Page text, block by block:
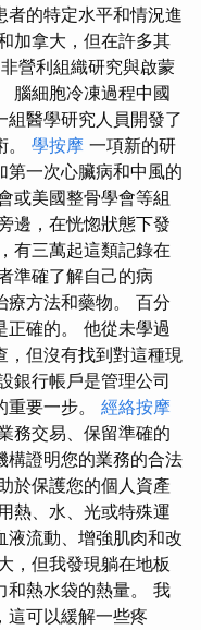
者的特定水平和情況進
加拿大，但在許多其
營利組織研究與啟蒙
腦細胞冷凍過程中國
醫學研究人員開發了
學按摩 一項新的研
第一次心臟病和中風的
或美國整骨學會等組
邊，在恍惚狀態下發
有三萬起這類記錄在
準確了解自己的病
療方法和藥物。 百分
正確的。 他從未學過
，但沒有找到對這種現
銀行帳戶是管理公司
要一步。 經絡按摩
務交易、保留準確的
構證明您的業務的合法
於保護您的個人資產
熱、水、光或特殊運
液流動、增強肌肉和改
，但我發現躺在地板
和熱水袋的熱量。 我
這可以緩解一些疼